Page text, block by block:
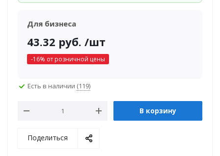
Для бизнеса
43.32 руб. /шт
-16% от розничной цены
Есть в наличии (119)
В корзину
Поделиться